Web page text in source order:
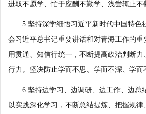
进取不愿学、忙于应酬不勤学、浅尝辄止不
5.坚持深学细悟习近平新时代中国特色
会习近平总书记重要讲话和对青海工作的重
用贯通、知信行统一，不断提高政治判断
行力。坚决防止学而不思、学而不深、学而
6.坚持边学习、边调研、边工作、边总结
以实践深化学习，不断总结提炼、把握规